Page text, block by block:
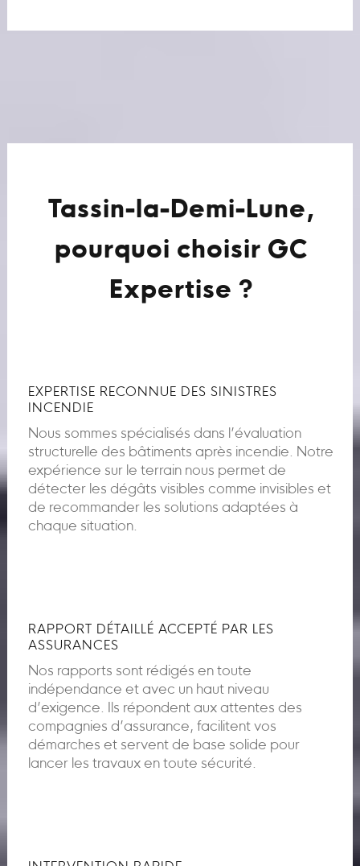
Tassin-la-Demi-Lune,
pourquoi choisir GC
Expertise ?
EXPERTISE RECONNUE DES SINISTRES
INCENDIE
Nous sommes spécialisés dans l’évaluation
structurelle des bâtiments après incendie. Notre
expérience sur le terrain nous permet de
détecter les dégâts visibles comme invisibles et
de recommander les solutions adaptées à
chaque situation.
RAPPORT DÉTAILLÉ ACCEPTÉ PAR LES
ASSURANCES
Nos rapports sont rédigés en toute
indépendance et avec un haut niveau
d’exigence. Ils répondent aux attentes des
compagnies d’assurance, facilitent vos
démarches et servent de base solide pour
lancer les travaux en toute sécurité.